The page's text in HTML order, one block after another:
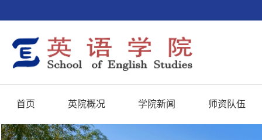
首页 英院概况 学院新闻 师资队伍